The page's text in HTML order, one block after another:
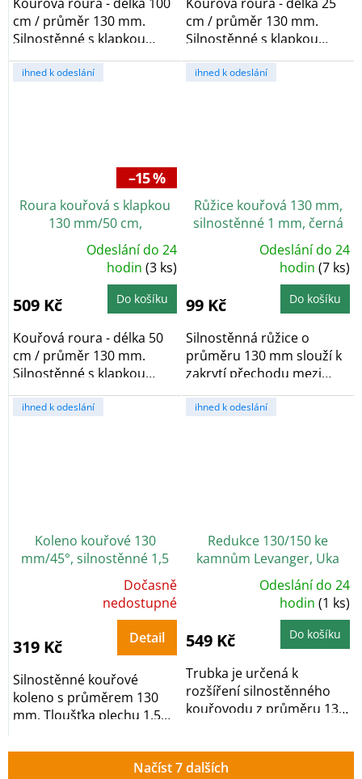
cm / průměr 130 mm.
Silnostěnné s klapkou
určenou pro...
cm / průměr 130 mm.
Silnostěnné s klapkou
určenou pro regulaci...
ihned k odeslání
–15 %
Roura kouřová s klapkou
130 mm/50 cm,
silnostěnné 1,5 mm, černá
5,0
z
5
Odeslání do 24
hodin(3 ks)
509 Kč Do košíku
Kouřová roura - délka 50
cm / průměr 130 mm.
Silnostěnné s klapkou
určenou pro regulaci...
ihned k odeslání
Růžice kouřová 130 mm,
silnostěnné 1 mm, černá
5,0
z
5
Odeslání do 24
hodin(7 ks)
99 Kč Do košíku
Silnostěnná růžice o
průměru 130 mm slouží k
zakrytí přechodu mezi
kouřovodem a...
ihned k odeslání
Koleno kouřové 130
mm/45°, silnostěnné 1,5
mm, černé
z
5
Dočasně
nedostupné
319 Kč Detail
Silnostěnné kouřové
koleno s průměrem 130
mm. Tloušťka plechu 1,5
ihned k odeslání
Redukce 130/150 ke
kamnům Levanger, Uka
5,0
z
5
Odeslání do 24
hodin(1 ks)
549 Kč Do košíku
Trubka je určená k
rozšíření silnostěnného
kouřovodu z průměru 130
Načíst 7 dalších